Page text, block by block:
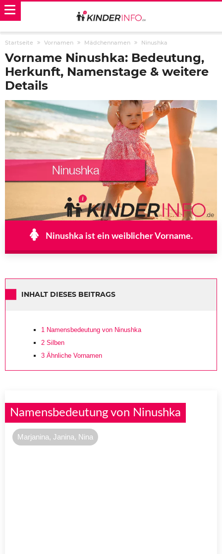
Startseite Vornamen Mädchennamen Ninushka
Vorname Ninushka: Bedeutung,
Herkunft, Namenstage & weitere
Details
Ninushka ist ein weiblicher Vorname.
INHALT DIESES BEITRAGS
1 Namensbedeutung von Ninushka
2 Silben
3 Ähnliche Vornamen
Namensbedeutung von Ninushka
Marjanina, Janina, Nina